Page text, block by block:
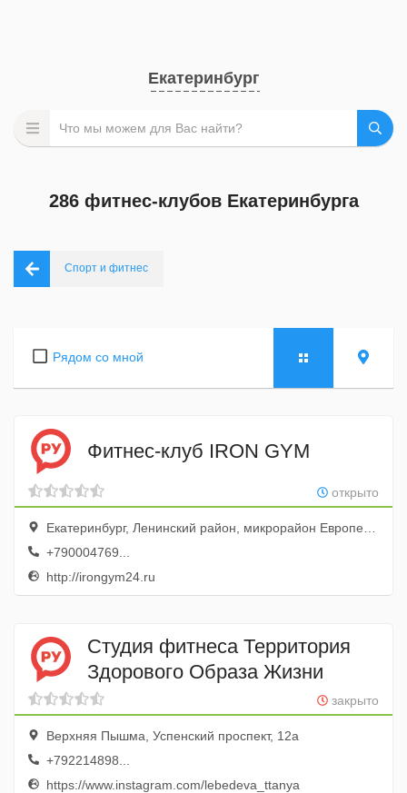
Екатеринбург
286 фитнес-клубов Екатеринбурга
Спорт и фитнес
Рядом со мной
Фитнес-клуб IRON GYM
открыто
Екатеринбург, Ленинский район, микрорайон Европейский, улица Барвинка, 14
+790004769...
http://irongym24.ru
Студия фитнеса Территория
Здорового Образа Жизни
закрыто
Верхняя Пышма, Успенский проспект, 12а
+792214898...
https://www.instagram.com/lebedeva_ttanya